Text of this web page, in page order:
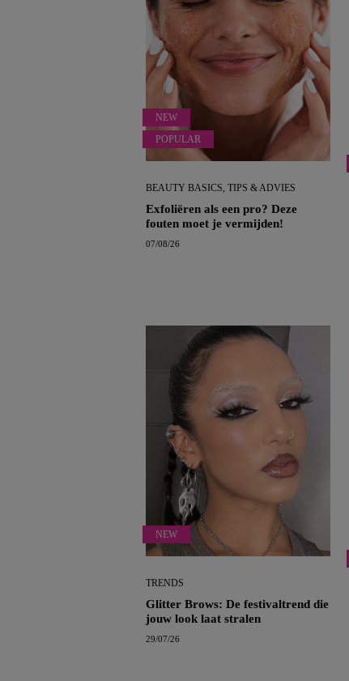
NEW
POPULAR
BEAUTY BASICS, TIPS & ADVIES
Exfoliëren als een pro? Deze
fouten moet je vermijden!
07/08/26
NEW
TRENDS
Glitter Brows: De festivaltrend die
jouw look laat stralen
29/07/26